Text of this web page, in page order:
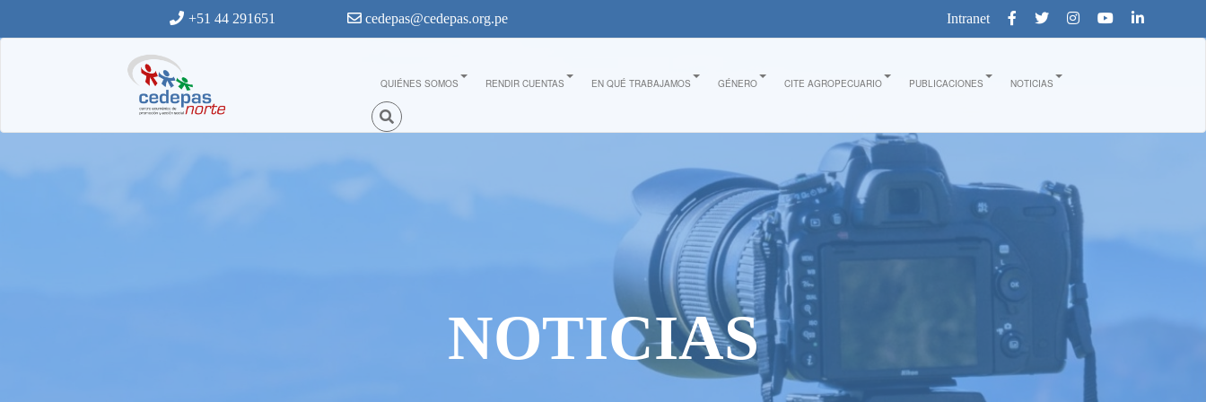
+51 44 291651 cedepas@cedepas.org.pe Intranet
QUIÉNES SOMOS RENDIR CUENTAS EN QUÉ TRABAJAMOS GÉNERO CITE AGROPECUARIO PUBLICACIONES NOTICIAS
NOTICIAS